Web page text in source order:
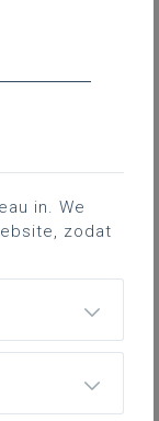
websites …
in. We
zodat